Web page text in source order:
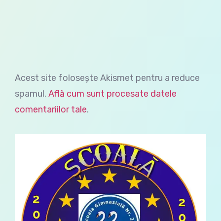
Acest site folosește Akismet pentru a reduce
spamul. Află cum sunt procesate datele
comentariilor tale.